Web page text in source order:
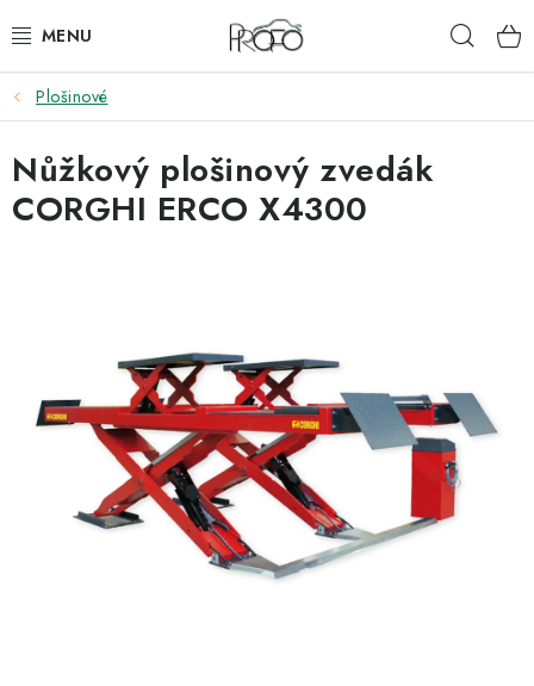
na
ZVEDÁKY
ZOUVAČKY
VYVAŽOVAČKY
AUTOMATICKÉ PŘEVODOVKY
KLIMATIZACE
OLEJE A KAPALINY
ODSÁVÁNÍ
Plošinové
Nůžkový plošinový zvedák
CORGHI ERCO X4300